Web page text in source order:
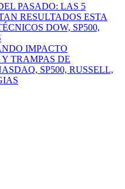
PASADO: LAS 5
RESULTADOS ESTA
DOW, SP500,
IMPACTO
TRAMPAS DE
SP500, RUSSELL,